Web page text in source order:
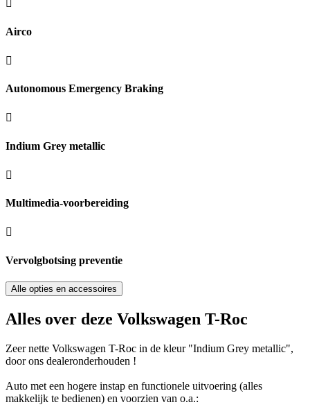
Airco
Autonomous Emergency Braking
Indium Grey metallic
Multimedia-voorbereiding
Vervolgbotsing preventie
Alle opties en accessoires
Alles over deze Volkswagen T-Roc
Zeer nette Volkswagen T-Roc in de kleur "Indium Grey metallic",
door ons dealeronderhouden !
Auto met een hogere instap en functionele uitvoering (alles
makkelijk te bedienen) en voorzien van o.a.: